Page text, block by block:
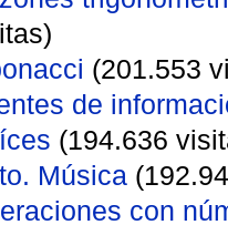
(201.553
de
(194.636
Música
con